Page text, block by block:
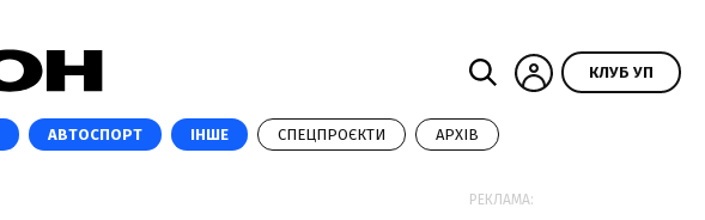
КЛУБ УП
АВТОСПОРТ ІНШЕ СПЕЦПРОЄКТИ АРХІВ
РЕКЛАМА: